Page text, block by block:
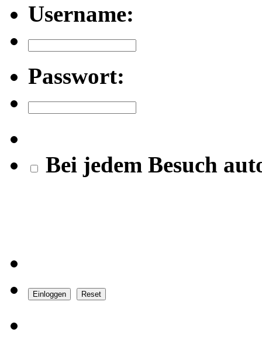
Username:
Passwort:
Bei jedem Besuch